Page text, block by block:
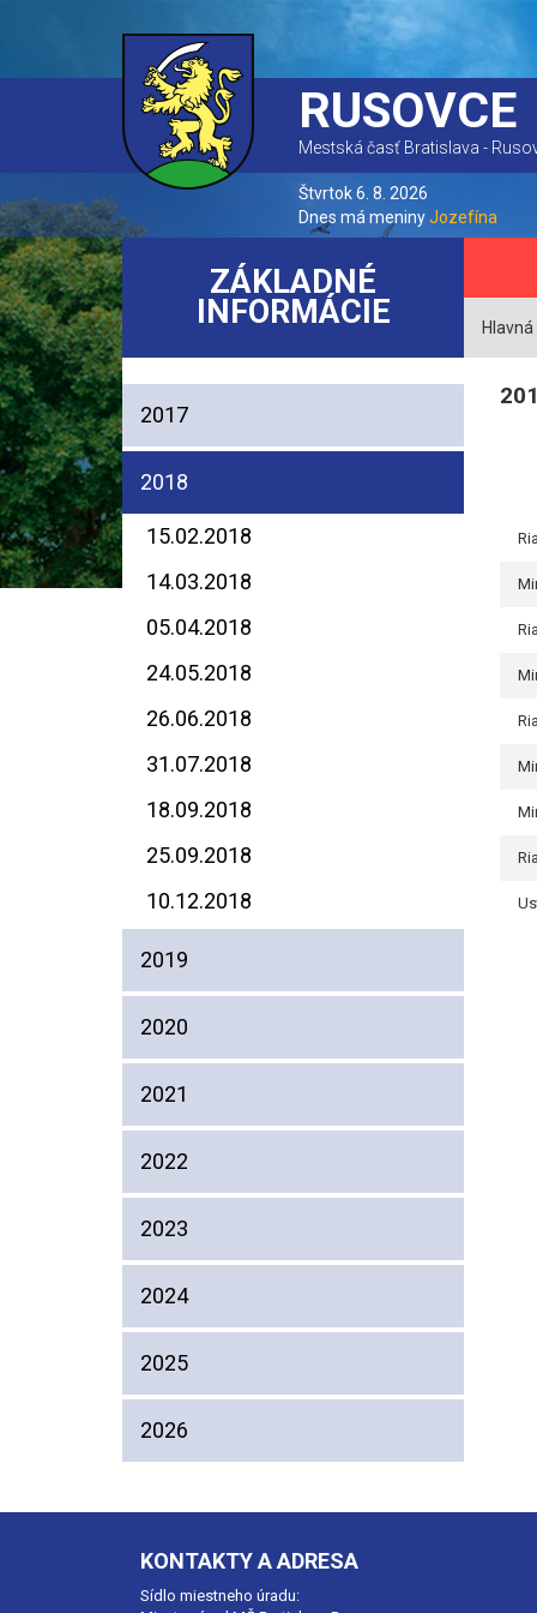
RUSOVCE
Mestská časť Bratislava -
Štvrtok 6. 8. 2026
Dnes má meninyJozefína
ZÁKLADNÉ
INFORMÁCIE
2017
2018
15.02.2018
14.03.2018
05.04.2018
24.05.2018
26.06.2018
31.07.2018
18.09.2018
25.09.2018
10.12.2018
2019
2020
2021
2022
2023
2024
2025
2026
KONTAKTY A ADRESA
Sídlo miestneho úradu: